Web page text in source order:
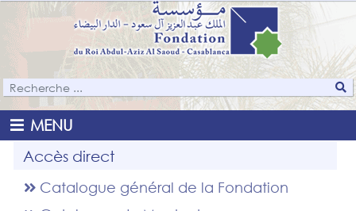
MENU
Accès direct
Catalogue général de la Fondation